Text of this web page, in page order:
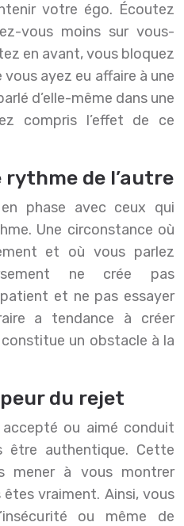
votre égo. Écoutez
vous moins sur vous-
en avant, vous bloquez
vous ayez eu affaire à une
d’elle-même dans une
compris l’effet de ce
rythme de l’autre
phase avec ceux qui
Une circonstance où
et où vous parlez
ne crée pas
et ne pas essayer
a tendance à créer
un obstacle à la
peur du rejet
ou aimé conduit
être authentique. Cette
mener à vous montrer
vraiment. Ainsi, vous
ou même de